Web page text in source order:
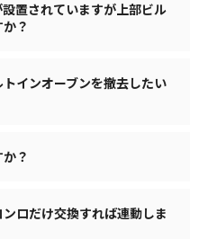
置されていますが上部ビル
？
インオーブンを撤去したい
？
ロだけ交換すれば連動しま